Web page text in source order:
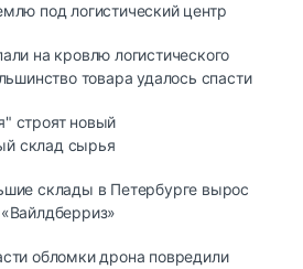
под логистический центр
на кровлю логистического
товара удалось спасти
строят новый
склад сырья
склады в Петербурге вырос
обломки дрона повредили